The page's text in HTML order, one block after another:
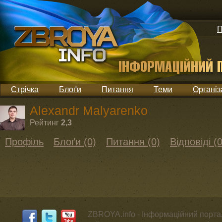
Стрічка Блоґи Питання Теми
Alexandr Malyarenko
Рейтинг 2,3
Профіль Блоґи (0) Питання (0) Відповіді
ZBROYA.info - Інформаційний